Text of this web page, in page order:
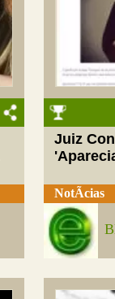
Juiz
NotÃ­cias